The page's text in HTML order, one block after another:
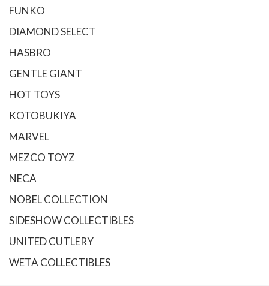
FUNKO
DIAMOND SELECT
HASBRO
GENTLE GIANT
HOT TOYS
KOTOBUKIYA
MARVEL
MEZCO TOYZ
NECA
NOBEL COLLECTION
SIDESHOW COLLECTIBLES
UNITED CUTLERY
WETA COLLECTIBLES